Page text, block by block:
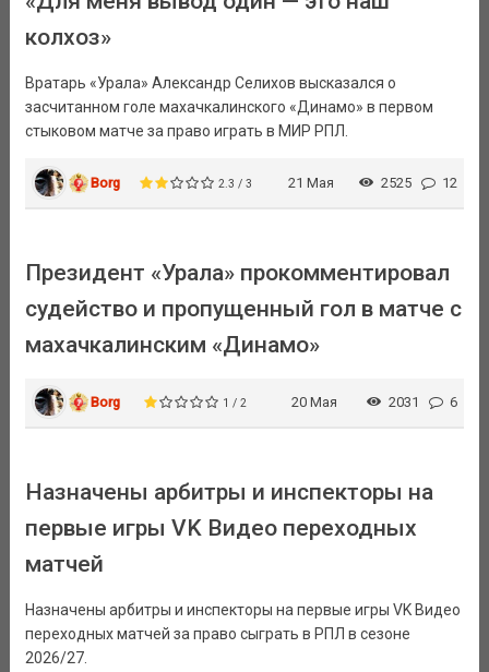
колхоз»
Вратарь «Урала» Александр Селихов высказался о
засчитанном голе махачкалинского «Динамо» в первом
стыковом матче за право играть в МИР РПЛ.
Borg 2.3 / 3 21 Мая 2525 12
Президент «Урала» прокомментировал
судейство и пропущенный гол в матче с
махачкалинским «Динамо»
Borg 1 / 2 20 Мая 2031 6
Назначены арбитры и инспекторы на
первые игры VK Видео переходных
матчей
Назначены арбитры и инспекторы на первые игры VK Видео
переходных матчей за право сыграть в РПЛ в сезоне
2026/27.